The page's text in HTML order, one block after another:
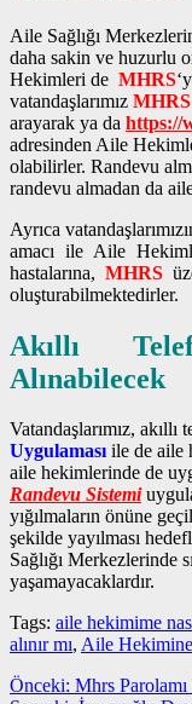
Aile Sağlığı
daha sakin ve huzurlu
Hekimleri de MHRS
vatandaşlarımız MHRS
arayarak ya da https://
adresinden Aile
olabilirler. Randevu
randevu almadan da
Ayrıca
amacı ile Aile
hastalarına, MHRS
oluşturabilmektedirler.
Akıllı
Alınabilecek
Vatandaşlarımız,
Uygulamasıile de aile
aile hekimlerinde de
Randevu Sistemi
yığılmaların önüne
şekilde yayılması
Sağlığı Merkezlerinde
yaşamayacaklardır.
Tags: aile hekimime
alınır mı, Aile
Yazı
Önceki: Önceki
Mhrs